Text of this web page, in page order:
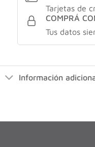
Tarjetas de
COMPRÁ
Tus datos
Información